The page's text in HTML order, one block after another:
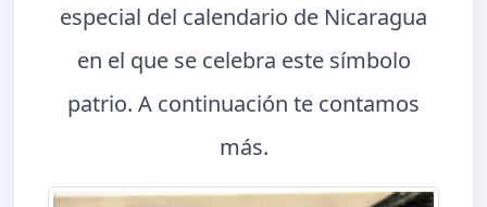
especial del calendario de Nicaragua
en el que se celebra este símbolo
patrio. A continuación te contamos
más.